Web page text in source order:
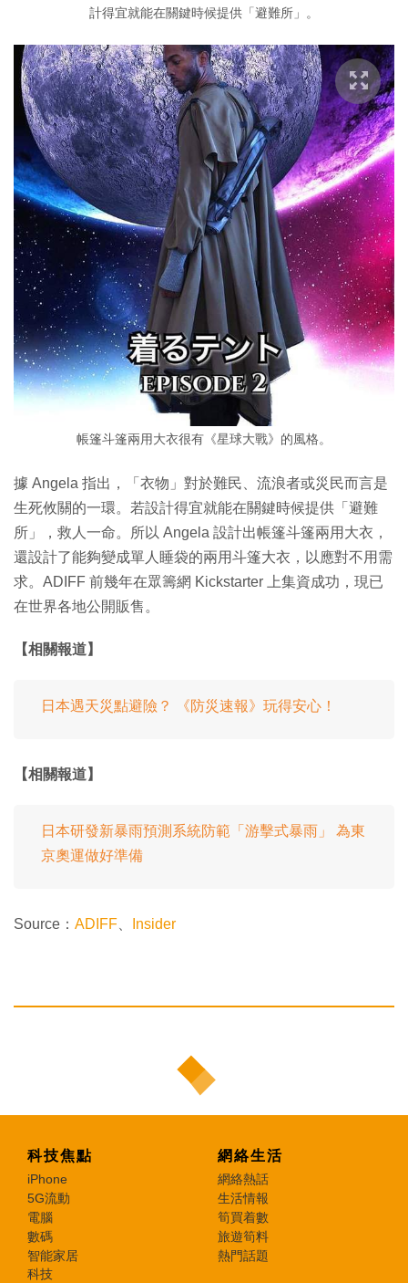
計得宜就能在關鍵時候提供「避難所」。
帳篷斗篷兩用大衣很有《星球大戰》的風格。
據 Angela 指出，「衣物」對於難民、流浪者或災民而言是
生死攸關的一環。若設計得宜就能在關鍵時候提供「避難
所」，救人一命。所以 Angela 設計出帳篷斗篷兩用大衣，
還設計了能夠變成單人睡袋的兩用斗篷大衣，以應對不用需
求。ADIFF 前幾年在眾籌網 Kickstarter 上集資成功，現已
在世界各地公開販售。
【相關報道】
日本遇天災點避險？ 《防災速報》玩得安心！
【相關報道】
日本研發新暴雨預測系統防範「游擊式暴雨」 為東
京奧運做好準備
Source： ADIFF、 Insider
科技焦點
iPhone
5G流動
電腦
數碼
智能家居
科技
網絡生活
網絡熱話
生活情報
筍買着數
旅遊筍料
熱門話題